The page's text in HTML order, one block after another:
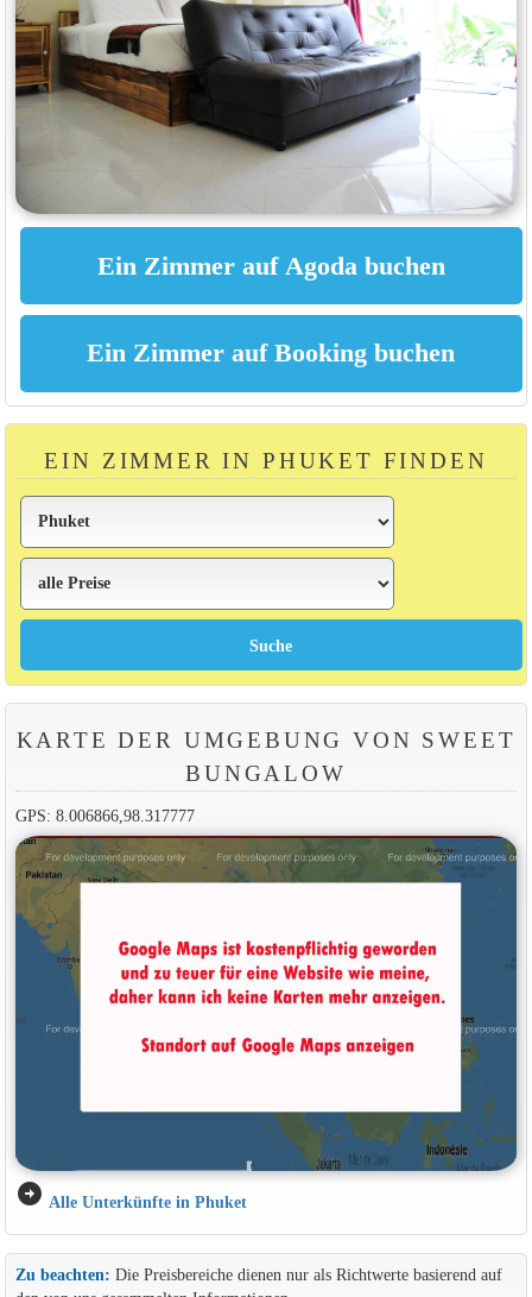
EIN ZIMMER IN PHUKET FINDEN
KARTE DER UMGEBUNG VON SWEET
BUNGALOW
GPS: 8.006866,98.317777
arrow_circle_right Alle Unterkünfte in Phuket
Zu beachten: Die Preisbereiche dienen nur als Richtwerte basierend auf